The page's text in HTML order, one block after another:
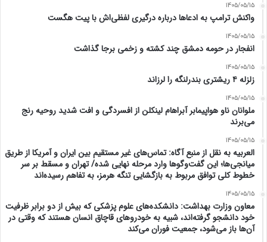
1405/05/15
واکنش ترامپ به ادعاها درباره درگیری لفظی‌اش با پیت هگست
1405/05/15
انفجار در حومه دمشق چند کشته و زخمی برجا گذاشت
1405/05/15
زلزله ۴ ریشتری بندرلنگه را لرزاند
1405/05/15
ملوانان ناو هواپیمابر آبراهام لینکلن از افسردگی و افت شدید روحیه رنج
می‌برند
1405/05/15
العربیه به نقل از منبع آگاه: تماس‌های غیر مستقیم بین ایران و آمریکا از طریق
میانجی‌ها؛ این گفت‌و‌گو‌ها وارد مرحله نهایی شده/ تهران و مسقط بر سر
خطوط کلی توافق مربوط به بازگشایی تنگه هرمز، به تفاهم رسیده‌اند
1405/05/15
معاون وزارت بهداشت: دانشکده‌های علوم پزشکی که بیش از دو برابر ظرفیت
خود دانشجو گرفته‌اند، شبیه به خودرو‌های قاچاق انسان هستند که وقتی در
آن‌ها باز می‌شود، جمعیت فوران می‌کند